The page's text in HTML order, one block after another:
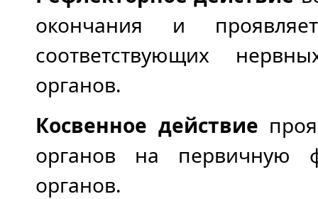
окончания и
соответствующих
органов.
Косвенное действие
органов на первичную
органов.